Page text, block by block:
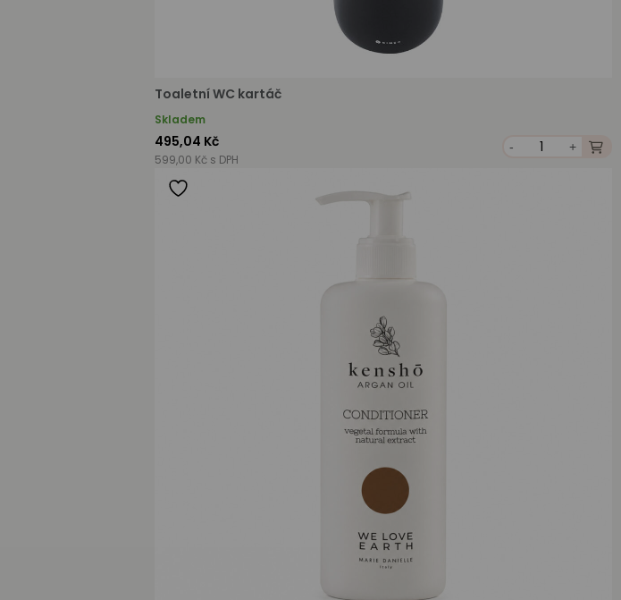
Toaletní WC kartáč
Skladem
495,04 Kč
599,00 Kč s DPH
- +